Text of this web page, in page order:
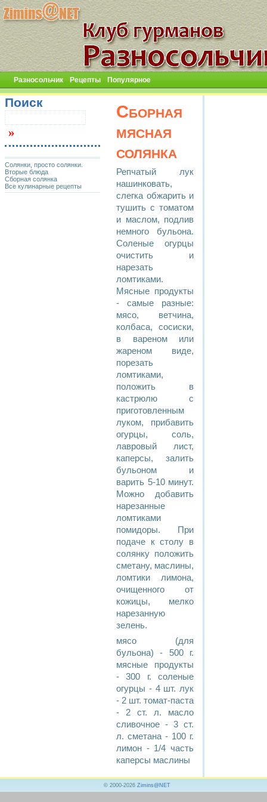
Разносольчик Рецепты Популярное
Сборная
мясная
солянка
Репчатый лук
нашинковать,
слегка обжарить и
тушить с томатом
и маслом, подлив
немного бульона.
Соленые огурцы
очистить и
нарезать
ломтиками.
Мясные продукты
- самые разные:
мясо, ветчина,
колбаса, сосиски,
в вареном или
жареном виде,
порезать
ломтиками,
положить в
кастрюлю с
приготовленным
луком, прибавить
огурцы, соль,
лавровый лист,
каперсы, залить
бульоном и
варить 5-10 минут.
Можно добавить
нарезанные
ломтиками
помидоры. При
подаче к столу в
солянку положить
сметану, маслины,
ломтики лимона,
очищенного от
кожицы, мелко
нарезанную
зелень.
мясо (для
бульона) - 500 г.
мясные продукты
- 300 г. соленые
огурцы - 4 шт. лук
- 2 шт. томат-паста
- 2 ст. л. масло
сливочное - 3 ст.
л. сметана - 100 г.
лимон - 1/4 часть
каперсы маслины
Поиск
Солянки, просто солянки.
Вторые блюда
Сборная солянка
Все кулинарные рецепты
© 2000-2026 Zimins@NET